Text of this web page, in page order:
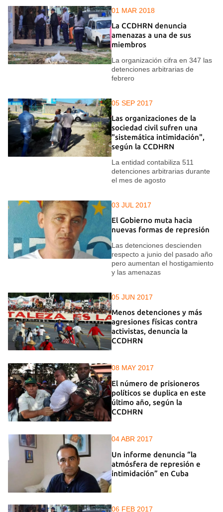
01 MAR 2018
La CCDHRN denuncia
amenazas a una de sus
miembros
La organización cifra en 347 las
detenciones arbitrarias de
febrero
05 SEP 2017
Las organizaciones de la
sociedad civil sufren una
"sistemática intimidación",
según la CCDHRN
La entidad contabiliza 511
detenciones arbitrarias durante
el mes de agosto
03 JUL 2017
El Gobierno muta hacia
nuevas formas de represión
Las detenciones descienden
respecto a junio del pasado año
pero aumentan el hostigamiento
y las amenazas
05 JUN 2017
Menos detenciones y más
agresiones físicas contra
activistas, denuncia la
CCDHRN
08 MAY 2017
El número de prisioneros
políticos se duplica en este
último año, según la
CCDHRN
04 ABR 2017
Un informe denuncia “la
atmósfera de represión e
intimidación” en Cuba
06 FEB 2017